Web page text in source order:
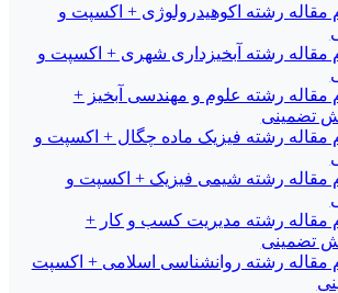
مقاله رشته اکوهیدرولوژی + اکسپت و
مقاله رشته آبخیزداری شهری + اکسپت و
مقاله رشته علوم و مهندسی آبخیز +
تضمینی
مقاله رشته فیزیک ماده چگال + اکسپت و
مقاله رشته شیمی فیزیک + اکسپت و
مقاله رشته مدیریت کسب و کار +
تضمینی
مقاله رشته روانشناسی اسلامی + اکسپت